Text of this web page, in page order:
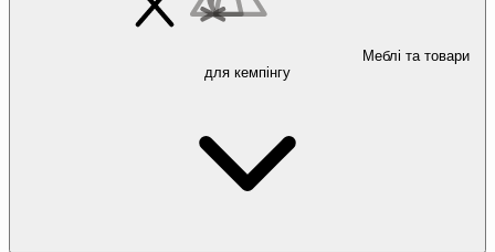
Меблі та товари
для кемпінгу